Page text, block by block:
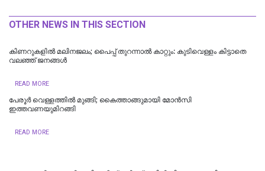
OTHER NEWS IN THIS SECTION
കിണറുകളില്‍ മലിനജലം; പൈപ്പ് തുറന്നാല്‍ കാറ്റും: കുടിവെള്ളം കിട്ടാതെ
വലഞ്ഞ് ജനങ്ങള്‍
READ MORE
പേരൂർ വെള്ളത്തിൽ മുങ്ങി; കൈത്താങ്ങുമായി മോൻസി
ഇത്തവണയുമിറങ്ങി
READ MORE